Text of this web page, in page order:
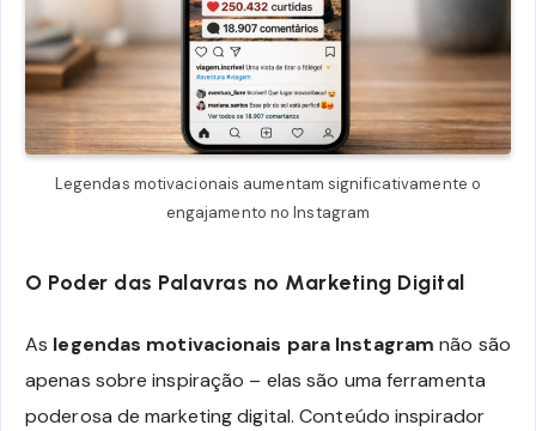
Legendas motivacionais aumentam significativamente o
engajamento no Instagram
O Poder das Palavras no Marketing Digital
As legendas motivacionais para Instagram não são
apenas sobre inspiração – elas são uma ferramenta
poderosa de marketing digital. Conteúdo inspirador